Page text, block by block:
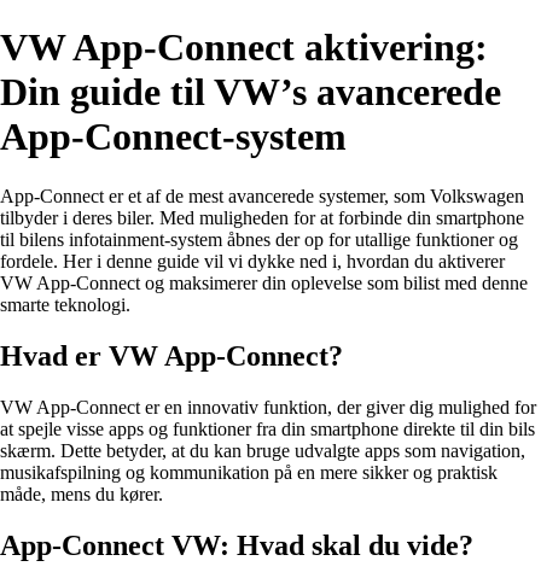
VW App-Connect aktivering:
Din guide til VW’s avancerede
App-Connect-system
App-Connect er et af de mest avancerede systemer, som Volkswagen
tilbyder i deres biler. Med muligheden for at forbinde din smartphone
til bilens infotainment-system åbnes der op for utallige funktioner og
fordele. Her i denne guide vil vi dykke ned i, hvordan du aktiverer
VW App-Connect og maksimerer din oplevelse som bilist med denne
smarte teknologi.
Hvad er VW App-Connect?
VW App-Connect er en innovativ funktion, der giver dig mulighed for
at spejle visse apps og funktioner fra din smartphone direkte til din bils
skærm. Dette betyder, at du kan bruge udvalgte apps som navigation,
musikafspilning og kommunikation på en mere sikker og praktisk
måde, mens du kører.
App-Connect VW: Hvad skal du vide?